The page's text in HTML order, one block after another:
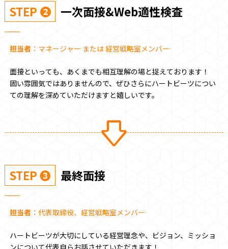
STEP ❷ 一次面接&Web適性検査
担当者：マネージャー または 経営戦略室メンバー
面接といっても、あくまでも相互理解の場と捉えております！
固い雰囲気ではありませんので、ぜひさらにハートビーツについ
ての理解を深めていただけますと嬉しいです。
STEP ❸ 最終面接
担当者：代表取締役、経営戦略室メンバー
ハートビーツが大切にしている経営理念や、ビジョン、ミッショ